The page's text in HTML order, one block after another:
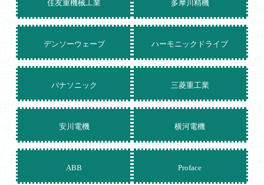
住友重機械工業 多摩川精機
デンソーウェーブ ハーモニックドライブ
パナソニック 三菱重工業
安川電機 横河電機
ABB Proface